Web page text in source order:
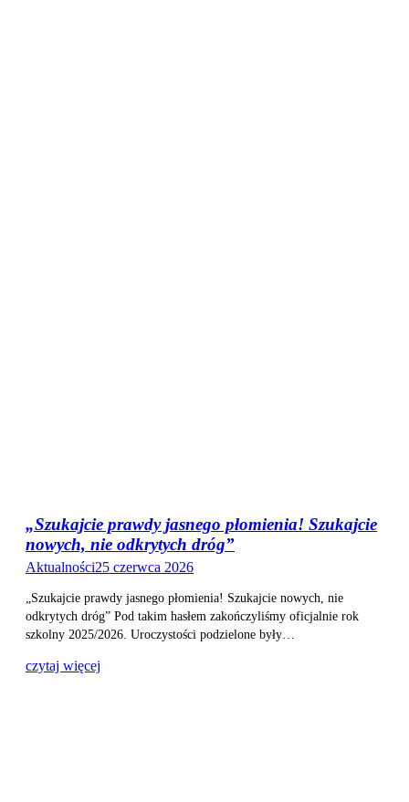
„Szukajcie prawdy jasnego płomienia! Szukajcie
nowych, nie odkrytych dróg”
Aktualności25 czerwca 2026
„Szukajcie prawdy jasnego płomienia! Szukajcie nowych, nie
odkrytych dróg” Pod takim hasłem zakończyliśmy oficjalnie rok
szkolny 2025/2026. Uroczystości podzielone były…
czytaj więcej